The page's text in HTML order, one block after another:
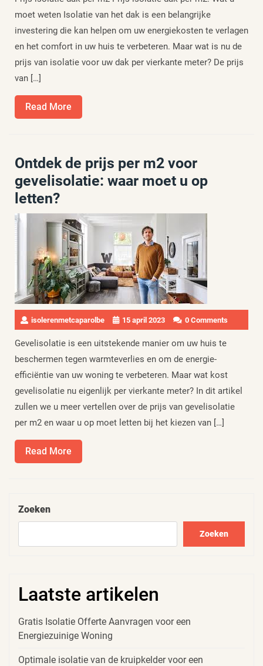
moet weten Isolatie van het dak is een belangrijke
investering die kan helpen om uw energiekosten te verlagen
en het comfort in uw huis te verbeteren. Maar wat is nu de
prijs van isolatie voor uw dak per vierkante meter? De prijs
van […]
Read More
More
Ontdek de prijs per m2 voor
gevelisolatie: waar moet u op
letten?
isolerenmetcaparolbe 15 april 2023 0 Comments
Gevelisolatie is een uitstekende manier om uw huis te
beschermen tegen warmteverlies en om de energie-
efficiëntie van uw woning te verbeteren. Maar wat kost
gevelisolatie nu eigenlijk per vierkante meter? In dit artikel
zullen we u meer vertellen over de prijs van gevelisolatie
per m2 en waar u op moet letten bij het kiezen van […]
Read More
More
Zoeken
Zoeken
Laatste artikelen
Gratis Isolatie Offerte Aanvragen voor een
Energiezuinige Woning
Optimale isolatie van de kruipkelder voor een